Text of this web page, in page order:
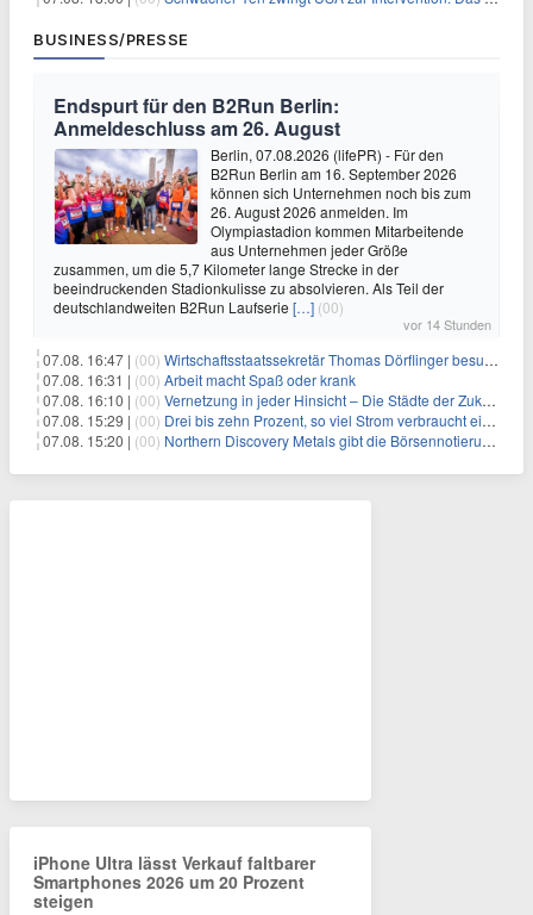
BUSINESS/PRESSE
Endspurt für den B2Run Berlin:
Anmeldeschluss am 26. August
Berlin, 07.08.2026 (lifePR) - Für den
B2Run Berlin am 16. September 2026
können sich Unternehmen noch bis zum
26. August 2026 anmelden. Im
Olympiastadion kommen Mitarbeitende
aus Unternehmen jeder Größe
zusammen, um die 5,7 Kilometer lange Strecke in der
beeindruckenden Stadionkulisse zu absolvieren. Als Teil der
deutschlandweiten B2Run Laufserie […] (00)
vor 14 Stunden
07.08. 16:47 | (00) Wirtschaftsstaatssekretär Thomas Dörflinger besucht Handwerksbetrieb im Kammerbezirk Freiburg
07.08. 16:31 | (00) Arbeit macht Spaß oder krank
07.08. 16:10 | (00) Vernetzung in jeder Hinsicht – Die Städte der Zukunft sind grün-blau
07.08. 15:29 | (00) Drei bis zehn Prozent, so viel Strom verbraucht ein Aufzug im Gebäude
07.08. 15:20 | (00) Northern Discovery Metals gibt die Börsennotierung an der Frankfurter Wertpapierbörse bekannt
iPhone Ultra lässt Verkauf faltbarer
Smartphones 2026 um 20 Prozent
steigen